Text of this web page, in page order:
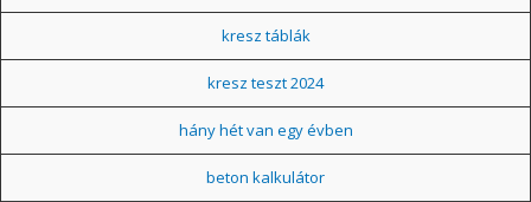
kresz táblák
kresz teszt 2024
hány hét van egy évben
beton kalkulátor